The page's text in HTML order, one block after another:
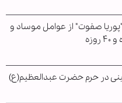
"پوریا صفوت" از عوامل موساد و
در حرم حضرت عبدالعظیم(ع)